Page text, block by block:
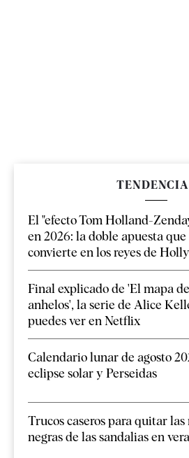
El "efecto Tom Holland-
en 2026: la doble apuesta que
convierte en los reyes de
Final explicado de 'El mapa
anhelos', la serie de Alice
puedes ver en Netflix
Calendario lunar de agosto
eclipse solar y Perseidas
Trucos caseros para quitar las
negras de las sandalias en